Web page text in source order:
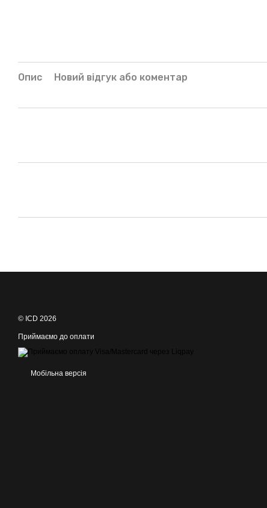
Опис Новий відгук або коментар
© ICD 2026
Приймаємо до оплати
Мобільна версія